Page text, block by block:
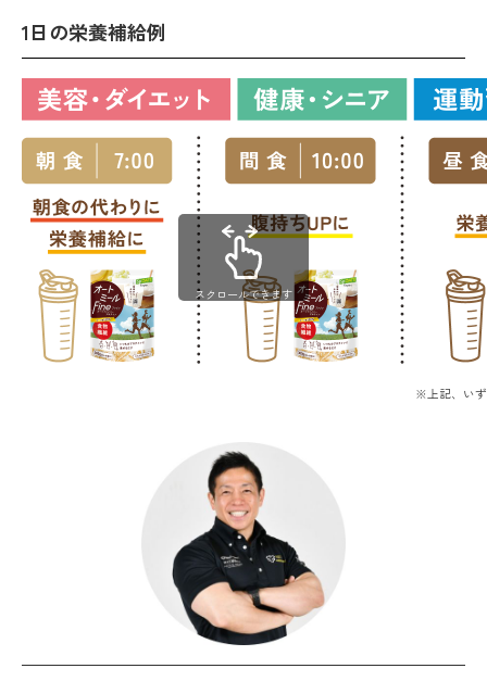
1日の栄養補給例
※上記、いず
スクロールできます